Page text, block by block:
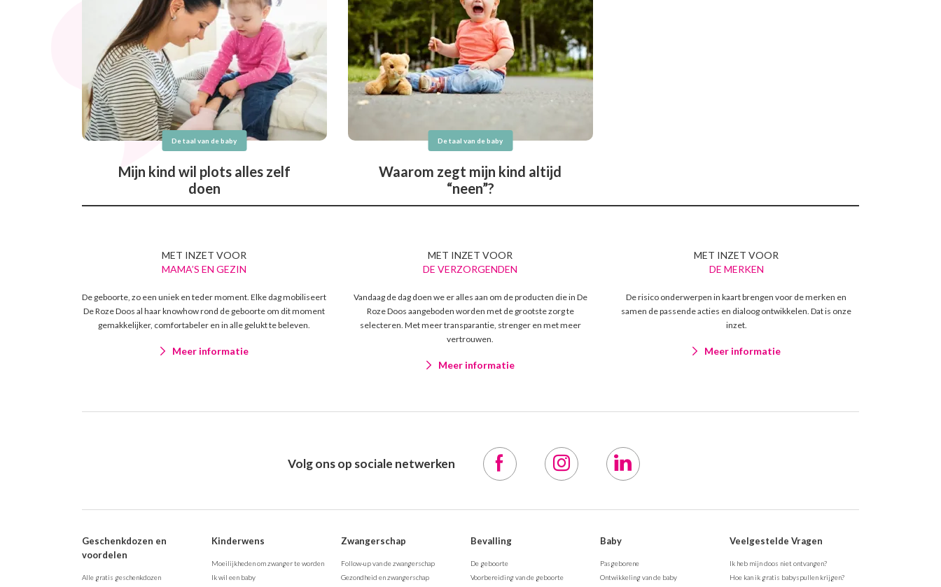
De taal van de baby
Mijn kind wil plots alles zelf
doen
De taal van de baby
Waarom zegt mijn kind altijd
“neen”?
MET INZET VOOR
MAMA’S EN GEZIN
De geboorte, zo een uniek en teder moment. Elke dag mobiliseert
De Roze Doos al haar knowhow rond de geboorte om dit moment
gemakkelijker, comfortabeler en in alle gelukt te beleven.
Meer informatie
MET INZET VOOR
DE VERZORGENDEN
Vandaag de dag doen we er alles aan om de producten die in De
Roze Doos aangeboden worden met de grootste zorg te
selecteren. Met meer transparantie, strenger en met meer
vertrouwen.
Meer informatie
MET INZET VOOR
DE MERKEN
De risico onderwerpen in kaart brengen voor de merken en
samen de passende acties en dialoog ontwikkelen. Dat is onze
inzet.
Meer informatie
Volg ons op sociale netwerken
Geschenkdozen en
voordelen
Alle gratis geschenkdozen
Kinderwens
Moeilijkheden om zwanger te worden
Ik wil een baby
Zwangerschap
Follow-up van de zwangerschap
Gezondheid en zwangerschap
Bevalling
De geboorte
Voorbereiding van de geboorte
Baby
Pasgeborene
Ontwikkeling van de baby
Veelgestelde Vragen
Ik heb mijn doos niet ontvangen?
Hoe kan ik gratis babyspullen krijgen?